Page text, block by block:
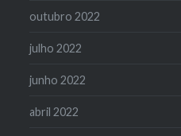
outubro 2022
julho 2022
junho 2022
abril 2022